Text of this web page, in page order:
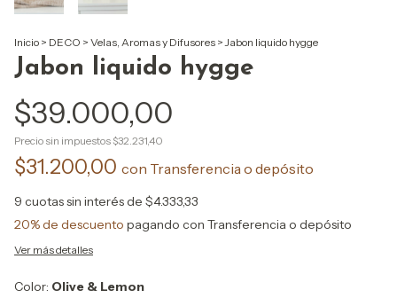
Inicio > DECO > Velas, Aromas y Difusores > Jabon liquido hygge
Jabon liquido hygge
$39.000,00
Precio sin impuestos $32.231,40
$31.200,00 con Transferencia o depósito
9 cuotas sin interés de $4.333,33
20% de descuento pagando con Transferencia o depósito
Ver más detalles
Color: Olive & Lemon